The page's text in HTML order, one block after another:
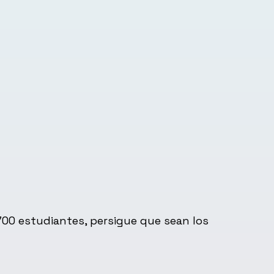
estudiantes, persigue que sean los